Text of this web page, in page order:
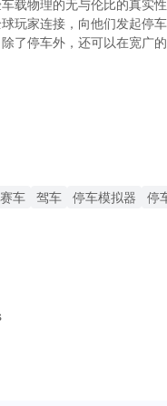
载物理的无与伦比的真实
玩家连接，向他们发起停
了停车外，还可以在宽广
问需要大量游戏时间或购
的这个MOD版本提供
车体验与社交互动
提供了巧妙驾驶与社
提供无尽的可玩性。玩家
赛车 驾车 停车模拟器 停